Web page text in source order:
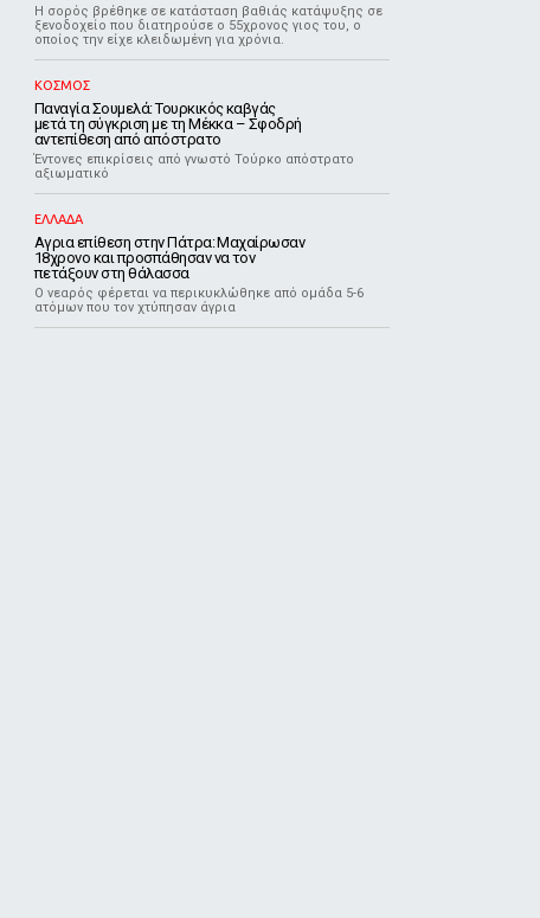
Η σορός βρέθηκε σε κατάσταση βαθιάς κατάψυξης σε
ξενοδοχείο που διατηρούσε ο 55χρονος γιος του, ο
οποίος την είχε κλειδωμένη για χρόνια.
ΚΟΣΜΟΣ
Παναγία Σουμελά: Τουρκικός καβγάς
μετά τη σύγκριση με τη Μέκκα – Σφοδρή
αντεπίθεση από απόστρατο
Έντονες επικρίσεις από γνωστό Τούρκο απόστρατο
αξιωματικό
ΕΛΛΑΔΑ
Αγρια επίθεση στην Πάτρα: Μαχαίρωσαν
18χρονο και προσπάθησαν να τον
πετάξουν στη θάλασσα
Ο νεαρός φέρεται να περικυκλώθηκε από ομάδα 5-6
ατόμων που τον χτύπησαν άγρια